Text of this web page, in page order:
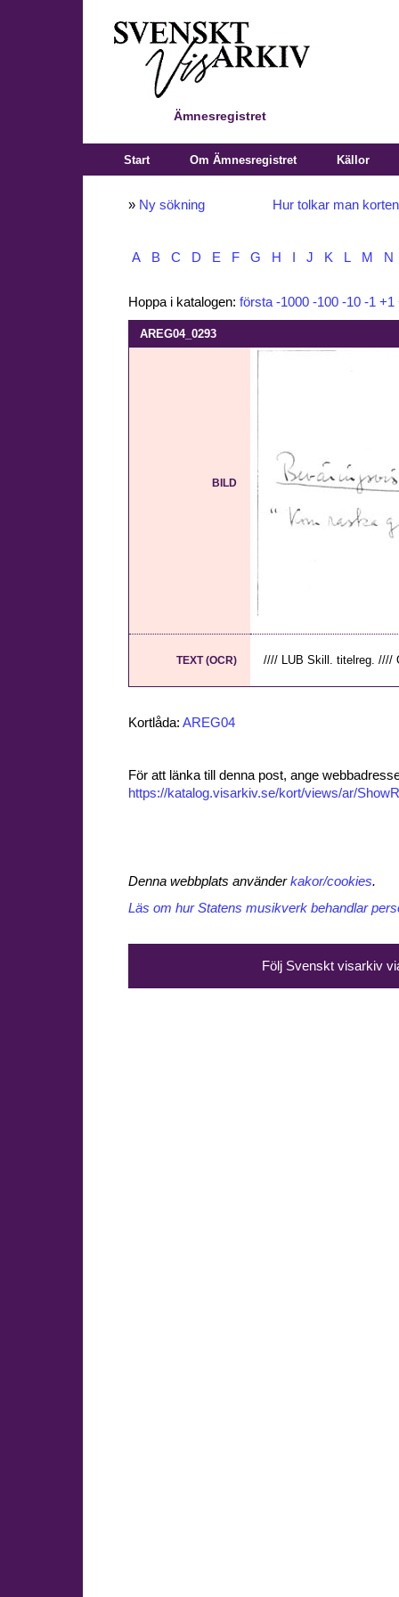
Ämnesregistret
Start Om Ämnesregistret Källor
» Ny sökning Hur tolkar man
A B C D E F G H J K L M N
Hoppa i katalogen: första -1000 -100 -10 -1 +1
AREG04_0293
BILD
TEXT (OCR) //// LUB Skill. titelreg. ////
Kortlåda: AREG04
För att länka till denna post, ange
https://katalog.visarkiv.se/kort/views/ar/
Denna webbplats använderkakor/cookies.
Läs om hur Statens musikverk behandlar
Följ Svenskt visarkiv